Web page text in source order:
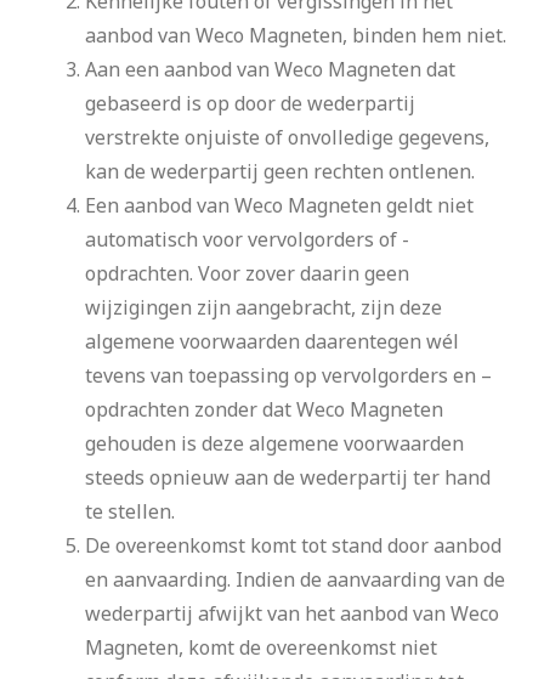
aanbod van Weco Magneten, binden hem niet.
Aan een aanbod van Weco Magneten dat
gebaseerd is op door de wederpartij
verstrekte onjuiste of onvolledige gegevens,
kan de wederpartij geen rechten ontlenen.
Een aanbod van Weco Magneten geldt niet
automatisch voor vervolgorders of -
opdrachten. Voor zover daarin geen
wijzigingen zijn aangebracht, zijn deze
algemene voorwaarden daarentegen wél
tevens van toepassing op vervolgorders en –
opdrachten zonder dat Weco Magneten
gehouden is deze algemene voorwaarden
steeds opnieuw aan de wederpartij ter hand
te stellen.
De overeenkomst komt tot stand door aanbod
en aanvaarding. Indien de aanvaarding van de
wederpartij afwijkt van het aanbod van Weco
Magneten, komt de overeenkomst niet